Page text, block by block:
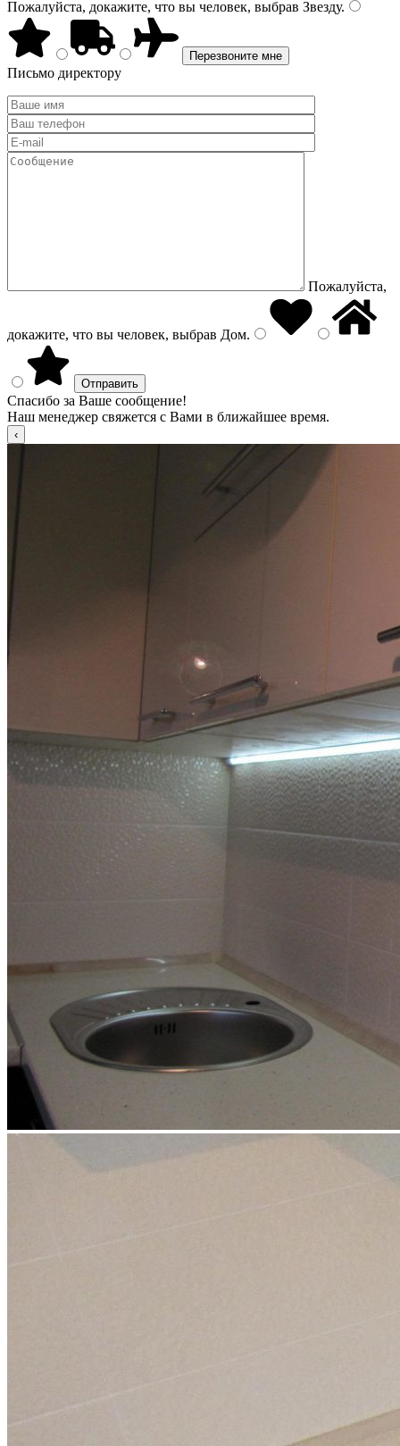
Пожалуйста, докажите, что вы человек, выбрав Звезду.
Письмо директору
Пожалуйста,
докажите, что вы человек, выбрав Дом.
Спасибо за Ваше сообщение!
Наш менеджер свяжется с Вами в ближайшее время.